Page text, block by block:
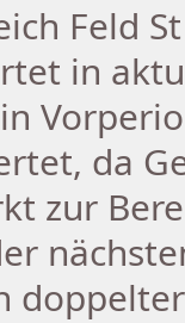
Feld
in
da
zur